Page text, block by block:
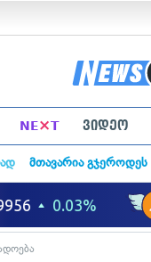
NE×T ვიდეო
მთავარია გჯეროდეს